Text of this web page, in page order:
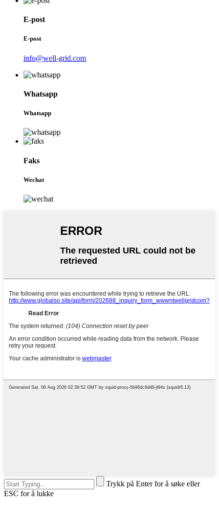
E-post
E-post
info@well-grid.com
Whatsapp
Whatsapp
Faks
Wechat
Trykk på Enter for å søke eller
ESC for å lukke